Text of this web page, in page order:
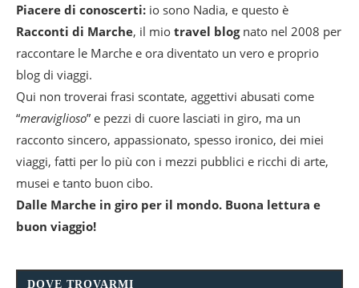
Piacere di conoscerti: io sono Nadia, e questo è
Racconti di Marche, il mio travel blognato nel 2008 per
raccontare le Marche e ora diventato un vero e proprio
blog di viaggi.
Qui non troverai frasi scontate, aggettivi abusati come
“meraviglioso” e pezzi di cuore lasciati in giro, ma un
racconto sincero, appassionato, spesso ironico, dei miei
viaggi, fatti per lo più con i mezzi pubblici e ricchi di arte,
musei e tanto buon cibo.
Dalle Marche in giro per il mondo. Buona lettura e
buon viaggio!
DOVE TROVARMI